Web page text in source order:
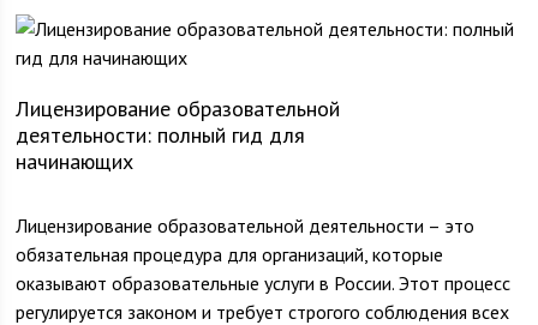
Лицензирование образовательной
деятельности: полный гид для
начинающих
Лицензирование образовательной деятельности – это
обязательная процедура для организаций, которые
оказывают образовательные услуги в России. Этот процесс
регулируется законом и требует строгого соблюдения всех